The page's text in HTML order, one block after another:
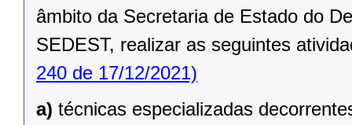
âmbito da Secretaria de Estado do
SEDEST, realizar as seguintes
240 de 17/12/2021)
a) técnicas especializadas